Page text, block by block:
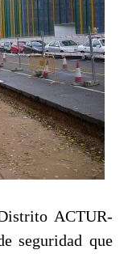
ACTUR-
seguridad que